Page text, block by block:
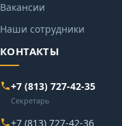
Вакансии
Наши сотрудники
КОНТАКТЫ
+7 (813) 727-42-35
Секретарь
+7 (813) 727-42-36